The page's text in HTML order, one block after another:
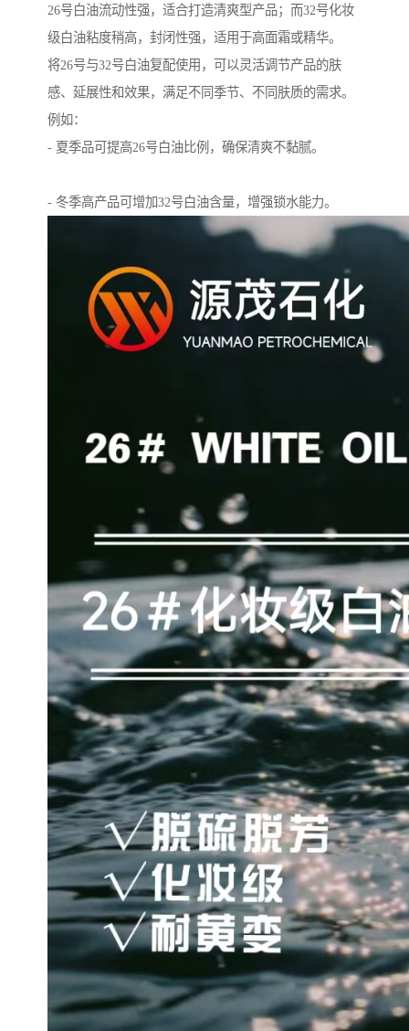
26号白油流动性强，适合打造清爽型产品；而32号化妆
级白油粘度稍高，封闭性强，适用于高面霜或精华。
将26号与32号白油复配使用，可以灵活调节产品的肤
感、延展性和效果，满足不同季节、不同肤质的需求。
例如：
- 夏季品可提高26号白油比例，确保清爽不黏腻。
- 冬季高产品可增加32号白油含量，增强锁水能力。